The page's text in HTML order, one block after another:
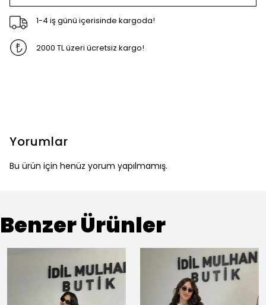
1-4 iş günü içerisinde kargoda!
2000 TL üzeri ücretsiz kargo!
Yorumlar
Bu ürün için henüz yorum yapılmamış.
Benzer Ürünler